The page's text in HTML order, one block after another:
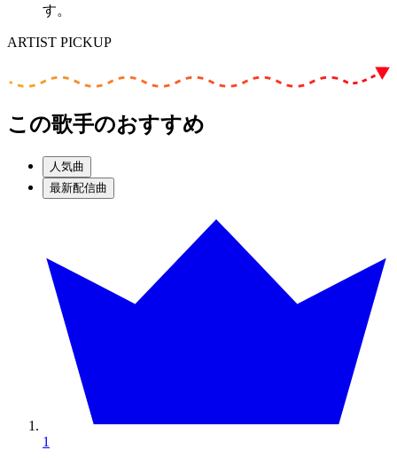
す。
ARTIST PICKUP
この歌手のおすすめ
人気曲
最新配信曲
1